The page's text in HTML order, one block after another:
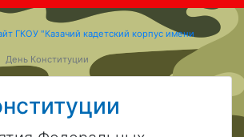
ГКОУ "Казачий кадетский корпус имени
День Конституции